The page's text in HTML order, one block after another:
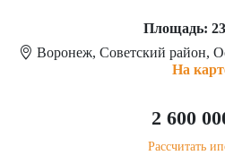
Площадь:
Воронеж, Советский район,
На
2 600
Рассчитать